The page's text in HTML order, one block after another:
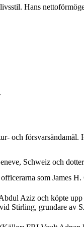
Hans
och försvarsändamål.
Schweiz och
som James
Aziz och köpte
Stirling, grundare av